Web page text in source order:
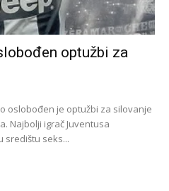
optužbi za
oslobođen je optužbi za silovanje
Najbolji igrač Juventusa
središtu seks...